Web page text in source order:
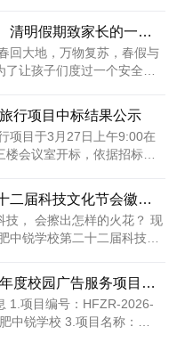
生命只有一次，为切实守护
溺水事故发生，我们特向您
恳请您切实履行监护责......
合肥中锐学校春假、清明假期致家长的一封信
让孩子们度过一个安全、
康成长。 一、放假时
行项目中标结果公示
项目于3月27日上午9:00在
会议室开标，依据招标文
位。现将中标结果公示如下
国青年旅行社有限责任公司 ......
合肥中锐学校第二十二届科技文化节会徽征稿启事
火花？ 现
化的校园科技文化氛围，展
创新”的精神风貌，现面向全
合肥中锐学校2026年度校园广告服务项目招标公告